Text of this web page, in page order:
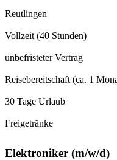
Reutlingen
Vollzeit (40 Stunden)
unbefristeter Vertrag
Reisebereitschaft (ca. 1
30 Tage Urlaub
Freigetränke
Elektroniker (m/w/d)